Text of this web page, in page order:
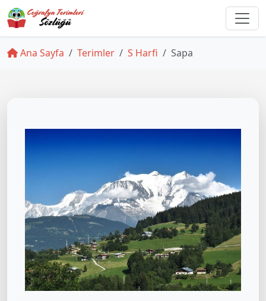
Ana Sayfa Terimler S Harfi Sapa